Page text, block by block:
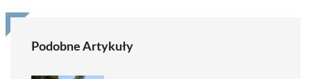
Podobne Artykuły